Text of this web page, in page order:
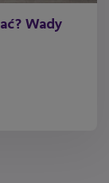
Wady